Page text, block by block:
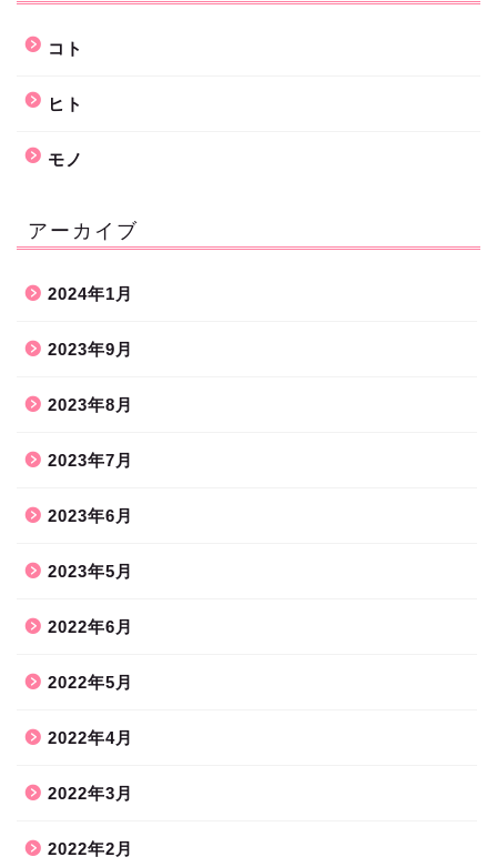
コト
ヒト
モノ
アーカイブ
2024年1月
2023年9月
2023年8月
2023年7月
2023年6月
2023年5月
2022年6月
2022年5月
2022年4月
2022年3月
2022年2月